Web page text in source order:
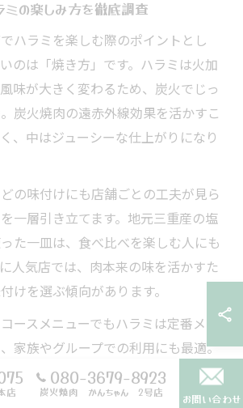
の楽しみ方を徹底調査
ハラミを楽しむ際のポイントとし
のは「焼き方」です。ハラミは火加
味が大きく変わるため、炭火でじっ
炭火焼肉の遠赤外線効果を活かすこ
、中はジューシーな仕上がりになり
の味付けにも店舗ごとの工夫が見ら
一層引き立てます。地元三重産の塩
た一皿は、食べ比べを楽しむ人にも
人気店では、肉本来の味を活かすた
けを選ぶ傾向があります。
ースメニューでもハラミは定番メニ
家族やグループでの利用にも最適。
が美味しい」「柔らかくて食べやす
いのが特徴です。
店
080-3679-8923
炭火焼肉 かんちゃん 2号店 お問い合わせ